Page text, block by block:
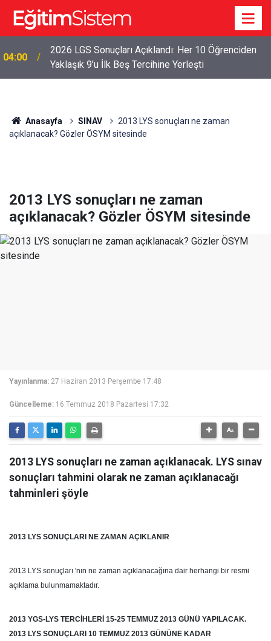
04:00
2026 LGS Sonuçları Açıklandı: Her 10 Öğrenciden
Yaklaşık 9’u İlk Beş Tercihine Yerleşti
Anasayfa SINAV
2013 LYS sonuçları ne zaman
açıklanacak? Gözler ÖSYM sitesinde
2013 LYS sonuçları ne zaman
açıklanacak? Gözler ÖSYM sitesinde
Yayınlanma: 27 Haziran 2013 Perşembe 17:48
Güncelleme: 16 Temmuz 2018 Pazartesi 17:32
2013 LYS sonuçları ne zaman açıklanacak. LYS sınav
sonuçları tahmini olarak ne zaman açıklanacağı
tahminleri şöyle
2013 LYS SONUÇLARI NE ZAMAN AÇIKLANIR
2013 LYS sonuçları 'nın ne zaman açıklanacağına dair herhangi bir resmi
açıklama bulunmamaktadır.
2013 YGS-LYS TERCİHLERİ 15-25 TEMMUZ 2013 GÜNÜ YAPILACAK.
2013 LYS SONUÇLARI 10 TEMMUZ 2013 GÜNÜNE KADAR